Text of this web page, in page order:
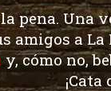
pena. Una
amigos a
y, cómo no,
¡Cata